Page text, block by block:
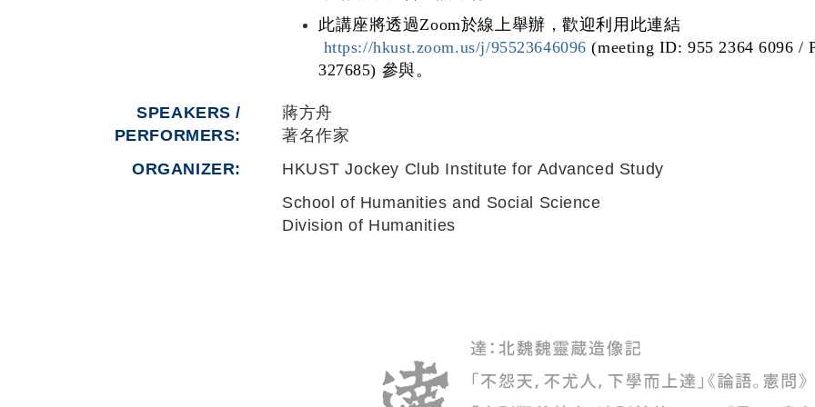
此講座將透過Zoom於線上舉辦，歡迎利用此連結
https://hkust.zoom.us/j/95523646096 (meeting ID: 955 2364 6096 /
327685) 參與。
SPEAKERS /
PERFORMERS:
蔣方舟
著名作家
ORGANIZER
HKUST Jockey Club Institute for Advanced Study
School of Humanities and Social Science
Division of Humanities